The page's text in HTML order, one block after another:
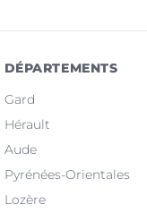
DÉPARTEMENTS
Gard
Hérault
Aude
Pyrénées-Orientales
Lozère